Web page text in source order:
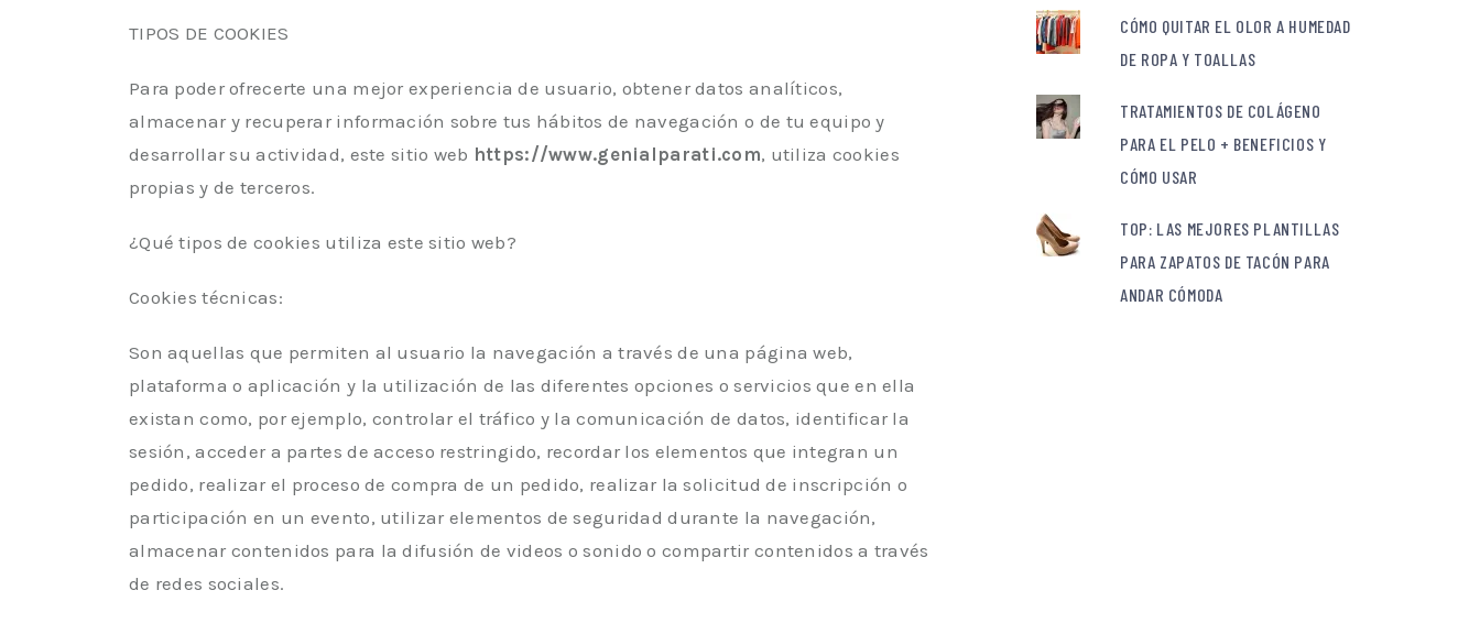
TIPOS DE COOKIES
Para poder ofrecerte una mejor experiencia de usuario, obtener datos analíticos,
almacenar y recuperar información sobre tus hábitos de navegación o de tu equipo y
desarrollar su actividad, este sitio web https://www.genialparati.com, utiliza cookies
propias y de terceros.
¿Qué tipos de cookies utiliza este sitio web?
Cookies técnicas:
Son aquellas que permiten al usuario la navegación a través de una página web,
plataforma o aplicación y la utilización de las diferentes opciones o servicios que en ella
existan como, por ejemplo, controlar el tráfico y la comunicación de datos, identificar la
sesión, acceder a partes de acceso restringido, recordar los elementos que integran un
pedido, realizar el proceso de compra de un pedido, realizar la solicitud de inscripción o
participación en un evento, utilizar elementos de seguridad durante la navegación,
almacenar contenidos para la difusión de videos o sonido o compartir contenidos a través
de redes sociales.
CÓMO QUITAR EL OLOR A HUMEDAD
DE ROPA Y TOALLAS
TRATAMIENTOS DE COLÁGENO
PARA EL PELO + BENEFICIOS Y
CÓMO USAR
TOP: LAS MEJORES PLANTILLAS
PARA ZAPATOS DE TACÓN PARA
ANDAR CÓMODA